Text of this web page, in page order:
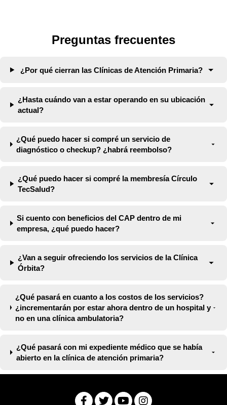
Preguntas frecuentes
¿Por qué cierran las Clínicas de Atención Primaria?
¿Hasta cuándo van a estar operando en su ubicación
actual?
¿Qué puedo hacer si compré un servicio de
diagnóstico o checkup? ¿habrá reembolso?
¿Qué puedo hacer si compré la membresía Círculo
TecSalud?
Si cuento con beneficios del CAP dentro de mi
empresa, ¿qué puedo hacer?
¿Van a seguir ofreciendo los servicios de la Clínica
Órbita?
¿Qué pasará en cuanto a los costos de los servicios?
¿incrementarán por estar ahora dentro de un hospital y
no en una clínica ambulatoria?
¿Qué pasará con mi expediente médico que se había
abierto en la clínica de atención primaria?